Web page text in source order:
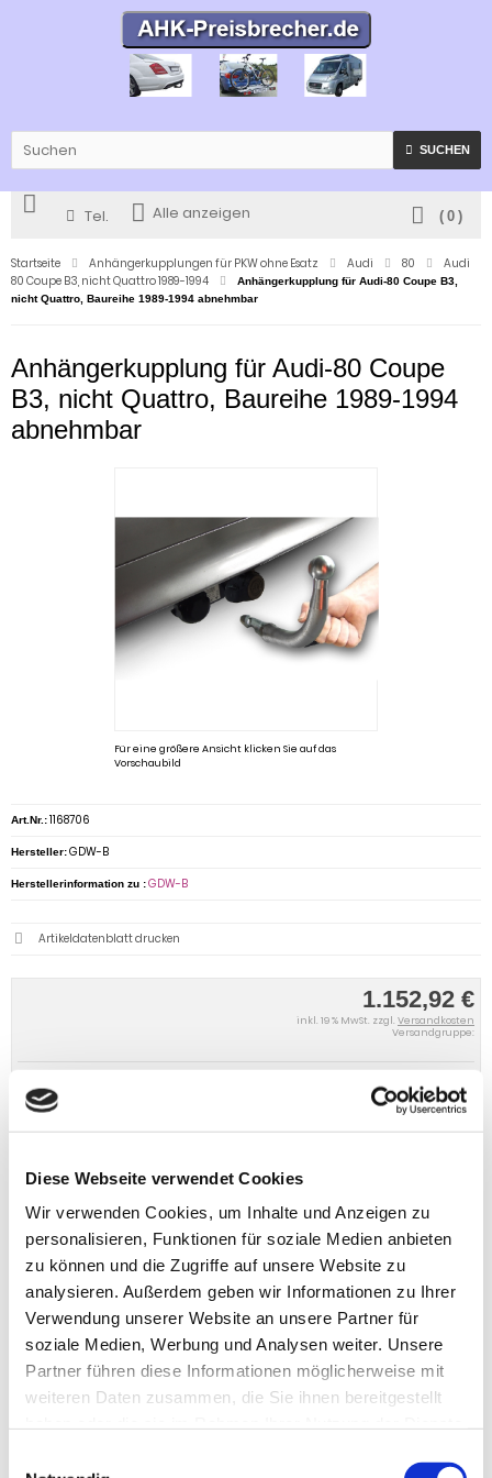
Diese Webseite verwendet Cookies
Wir verwenden Cookies, um Inhalte und Anzeigen zu
personalisieren, Funktionen für soziale Medien anbieten
zu können und die Zugriffe auf unsere Website zu
analysieren. Außerdem geben wir Informationen zu Ihrer
Verwendung unserer Website an unsere Partner für
soziale Medien, Werbung und Analysen weiter. Unsere
Partner führen diese Informationen möglicherweise mit
weiteren Daten zusammen, die Sie ihnen bereitgestellt
SUCHEN
Tel. Alle anzeigen ( 0 )
Startseite Anhängerkupplungen für PKW ohne Esatz Audi 80
Audi
80 Coupe B3, nicht Quattro 1989-1994
Anhängerkupplung für Audi-80 Coupe B3,
nicht Quattro, Baureihe 1989-1994 abnehmbar
Anhängerkupplung für Audi-80 Coupe
B3, nicht Quattro, Baureihe 1989-1994
abnehmbar
Für eine größere Ansicht klicken Sie auf das
Vorschaubild
1.152,92 €
inkl. 19 % MwSt. zzgl. Versandkosten
Versandgruppe:
IN DEN WARENKORB
Art.Nr.:1168706
Hersteller:GDW-B
Herstellerinformation zu :GDW-B
Artikeldatenblatt drucken